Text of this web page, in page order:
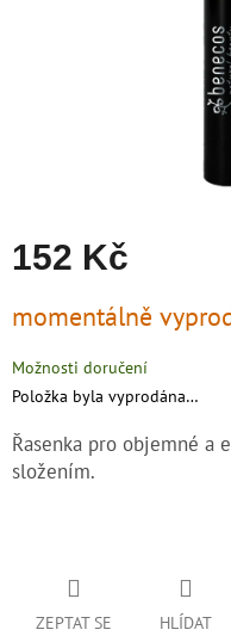
152 Kč
cena:
momentálně
Možnosti doručení
Položka byla vyprodána…
Řasenka pro objemné a
složením.
ZEPTAT SE HLÍDAT